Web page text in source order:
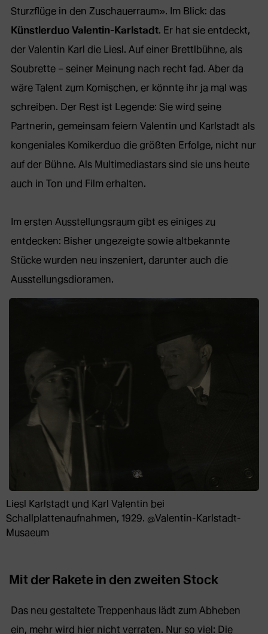
Sturzflüge in den Zuschauerraum». Im Blick: das
Künstlerduo Valentin-Karlstadt. Er hat sie entdeckt,
der Valentin Karl die Liesl. Auf einer Brettlbühne, als
Soubrette – seiner Meinung nach recht fad. Aber da
wäre Talent zum Komischen, er könnte ihr ja mal was
schreiben. Der Rest ist Legende: Sie wird seine
Partnerin, gemeinsam feiern Valentin und Karlstadt als
kongeniales Komikerduo die größten Erfolge, nicht nur
auf der Bühne. Als Multimediastars sind sie uns heute
auch in Ton und Film erhalten.
Im ersten Ausstellungsraum gibt es einiges zu
entdecken: Bisher ungezeigte sowie altbekannte
Stücke wurden neu inszeniert, darunter auch die
Ausstellungsdioramen.
Liesl Karlstadt und Karl Valentin bei
Schallplattenaufnahmen, 1929. @Valentin-Karlstadt-
Musaeum
Mit der Rakete in den zweiten Stock
Das neu gestaltete Treppenhaus lädt zum Abheben
ein, mehr wird hier nicht verraten. Nur so viel: Die